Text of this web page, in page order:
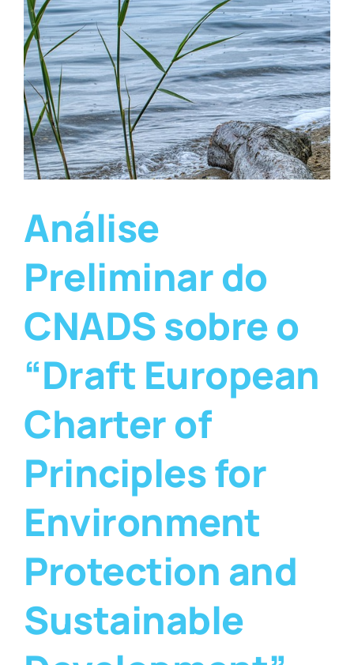
Análise
Preliminar do
CNADS sobre o
“Draft European
Charter of
Principles for
Environment
Protection and
Sustainable